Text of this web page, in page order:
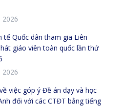
2026
tế Quốc dân tham gia Liên
giáo viên toàn quốc lần thứ
2026
việc góp ý Đề án dạy và học
đối với các CTĐT bằng tiếng